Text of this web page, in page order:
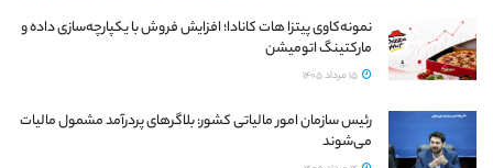
نمونه‌کاوی پیتزا هات کانادا؛ افزایش فروش با یکپارچه‌سازی داده و
مارکتینگ اتومیشن
رئیس سازمان امور مالیاتی کشور: بلاگرهای پردرآمد مشمول مالیات
می‌شوند